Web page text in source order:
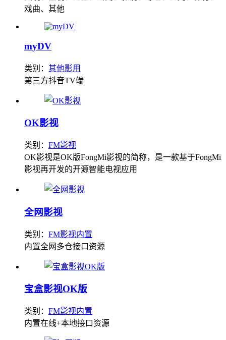
戏曲、其他
myDV
类别： 其他影用
第三方抖音TV端
OK影视
类别： FM影视
OK影视是OK版FongMi影视的简称，是一款基于FongMi
影视再开发的开源智能电视应用
全网影视
类别： FM影视内置
内置全网多仓接口资源
宝盒影视OK版
类别： FM影视内置
内置在线+本地接口资源